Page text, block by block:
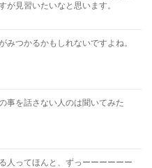
が見習いたいなと思います。
みつかるかもしれないですよね。
事を話さない人のは聞いてみた
人ってほんと、ずっーーーーーー